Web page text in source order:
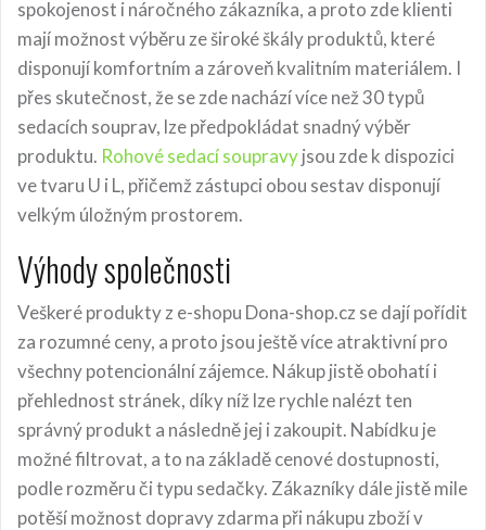
spokojenost i náročného zákazníka, a proto zde klienti
mají možnost výběru ze široké škály produktů, které
disponují komfortním a zároveň kvalitním materiálem. I
přes skutečnost, že se zde nachází více než 30 typů
sedacích souprav, lze předpokládat snadný výběr
produktu. Rohové sedací soupravyjsou zde k dispozici
ve tvaru U i L, přičemž zástupci obou sestav disponují
velkým úložným prostorem.
Výhody společnosti
Veškeré produkty z e-shopu Dona-shop.cz se dají pořídit
za rozumné ceny, a proto jsou ještě více atraktivní pro
všechny potencionální zájemce. Nákup jistě obohatí i
přehlednost stránek, díky níž lze rychle nalézt ten
správný produkt a následně jej i zakoupit. Nabídku je
možné filtrovat, a to na základě cenové dostupnosti,
podle rozměru či typu sedačky. Zákazníky dále jistě mile
potěší možnost dopravy zdarma při nákupu zboží v